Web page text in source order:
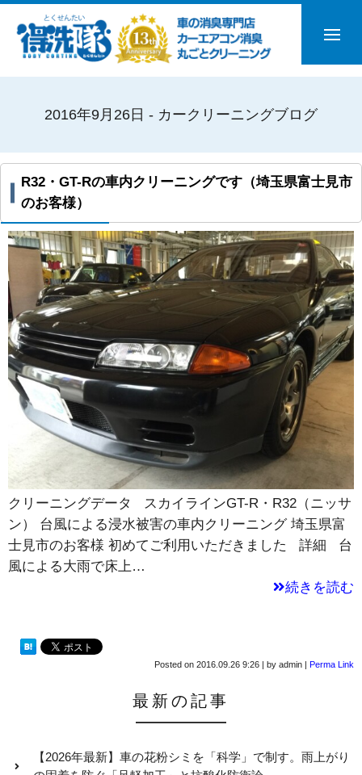
2016年9月26日 - カークリーニングブログ
R32・GT-Rの車内クリーニングです（埼玉県富士見市
のお客様）
クリーニングデータ スカイラインGT-R・R32（ニッサ
ン） 台風による浸水被害の車内クリーニング 埼玉県富
士見市のお客様 初めてご利用いただきました 詳細 台
風による大雨で床上…
続きを読む
Posted on 2016.09.26 9:26 | by admin | Perma Link
最新の記事
【2026年最新】車の花粉シミを「科学」で制す。雨上がり